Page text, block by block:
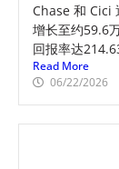
Chase 和 Cici
增长至约59.6
回报率达
Read More
06/22/2026